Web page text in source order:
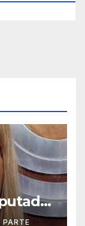
por
PARTE